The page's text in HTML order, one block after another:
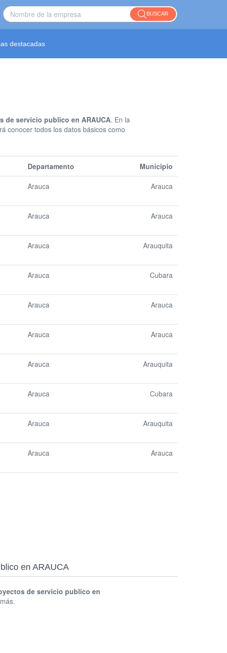
BUSCAR
destacadas
de servicio publico en ARAUCA. En la
conocer todos los datos básicos como
Departamento Municipio
Arauca Arauca
Arauca Arauca
Arauca Arauquita
Arauca Cubara
Arauca Arauca
Arauca Arauca
Arauca Arauquita
Arauca Cubara
Arauca Arauquita
Arauca Arauca
en ARAUCA
de servicio publico en